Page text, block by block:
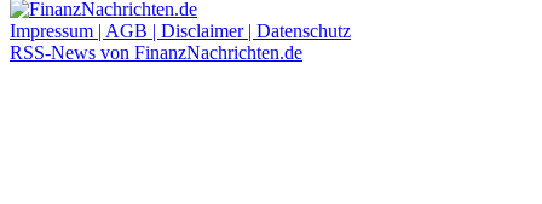
Impressum | AGB | Disclaimer | Datenschutz
RSS-News von FinanzNachrichten.de